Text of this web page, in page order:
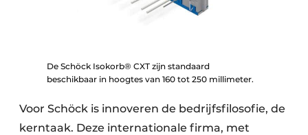
De Schöck Isokorb® CXT zijn standaard
beschikbaar in hoogtes van 160 tot 250 millimeter.
Voor Schöck is innoveren de bedrijfsfilosofie, de
kerntaak. Deze internationale firma, met